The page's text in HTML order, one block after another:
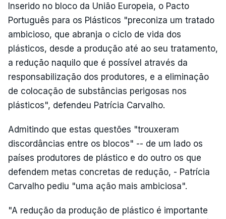
Inserido no bloco da União Europeia, o Pacto
Português para os Plásticos "preconiza um tratado
ambicioso, que abranja o ciclo de vida dos
plásticos, desde a produção até ao seu tratamento,
a redução naquilo que é possível através da
responsabilização dos produtores, e a eliminação
de colocação de substâncias perigosas nos
plásticos", defendeu Patrícia Carvalho.
Admitindo que estas questões "trouxeram
discordâncias entre os blocos" -- de um lado os
países produtores de plástico e do outro os que
defendem metas concretas de redução, - Patrícia
Carvalho pediu "uma ação mais ambiciosa".
"A redução da produção de plástico é importante